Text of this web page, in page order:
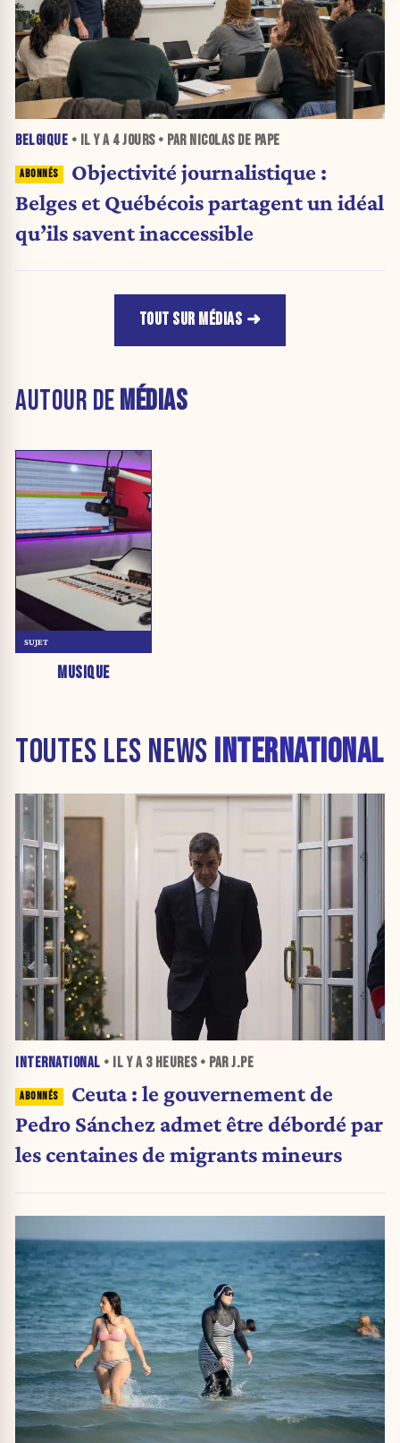
BELGIQUE • IL Y A 4 JOURS• PAR NICOLAS DE PAPE
Objectivité journalistique :
Belges et Québécois partagent un idéal
qu’ils savent inaccessible
TOUT SUR MÉDIAS
AUTOUR DEMÉDIAS
MUSIQUE
SUJET
TOUTES LES NEWS INTERNATIONAL
INTERNATIONAL • IL Y A 3 HEURES• PAR J.PE
Ceuta : le gouvernement de
Pedro Sánchez admet être débordé par
les centaines de migrants mineurs